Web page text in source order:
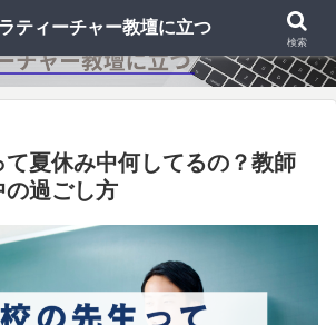
夏休み中何してるの？教師
の過ごし方
ティーチャー教壇に立つ
検索